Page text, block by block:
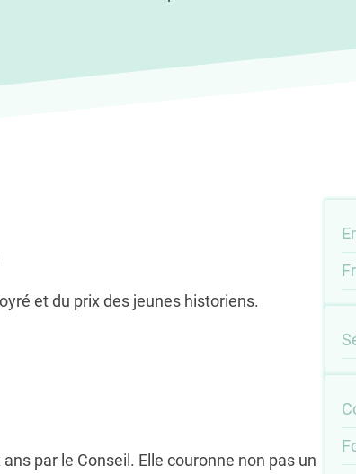
et du prix des jeunes historiens.
par le Conseil. Elle couronne non pas un